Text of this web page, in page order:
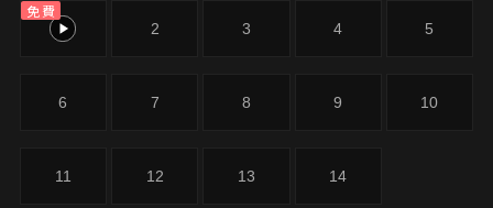
免費
1 2 3 4 5
6 7 8 9 10
11 12 13 14